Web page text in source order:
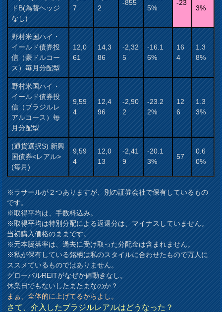
ドB(為替ヘッジ
なし)
7
2
-855
5%
-23
3%
野村米国ハイ・
イールド債券投
信（豪ドルコー
ス）毎月分配型
12,0
61
14,3
86
-2,32
5
-16.1
6%
16
4
1.3
8%
野村米国ハイ・
イールド債券投
信（ブラジルレ
アルコース）毎
月分配型
9,59
4
12,4
96
-2,90
2
-23.2
2%
12
6
1.3
3%
(通貨選択S) 新興
国債券<レアル>
(毎月)
9,59
4
12,0
13
-2,41
9
-20.1
3%
57
0.6
0%
※ラサールが２つありますが、別の証券会社で保有しているもの
です。
※取得平均は、手数料込み。
※取得平均は特別分配による返還分は、マイナスしていません。
当初購入価格のままです。
※元本騰落率は、過去に受け取った分配金は含まれません。
※私が保有している銘柄は私のスタイルに合わせたもので万人に
ススメているものではありません。
グローバルREITがなぜか値動きなし。
休業日でもないしたまたまなのか？
まぁ、全体的に上げてるからよし。
さて、介入したブラジルレアルはどうなった？